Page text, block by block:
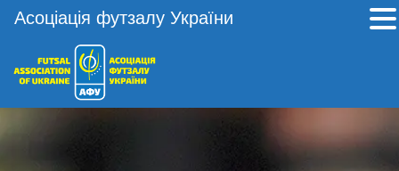
Асоціація футзалу України